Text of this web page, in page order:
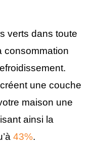
verts dans toute
consommation
créent une couche
maison une
ainsi la
43%.